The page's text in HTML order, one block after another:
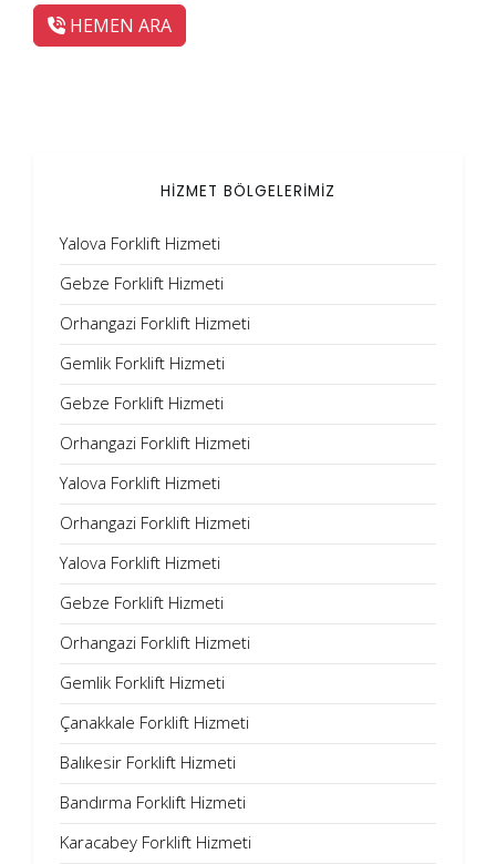
HEMEN ARA
HİZMET BÖLGELERİMİZ
Yalova Forklift Hizmeti
Gebze Forklift Hizmeti
Orhangazi Forklift Hizmeti
Gemlik Forklift Hizmeti
Gebze Forklift Hizmeti
Orhangazi Forklift Hizmeti
Yalova Forklift Hizmeti
Orhangazi Forklift Hizmeti
Yalova Forklift Hizmeti
Gebze Forklift Hizmeti
Orhangazi Forklift Hizmeti
Gemlik Forklift Hizmeti
Çanakkale Forklift Hizmeti
Balıkesir Forklift Hizmeti
Bandırma Forklift Hizmeti
Karacabey Forklift Hizmeti